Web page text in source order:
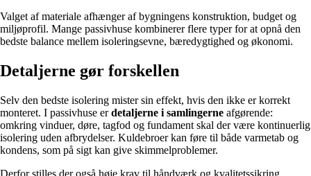
Valget af materiale afhænger af bygningens konstruktion, budget og
miljøprofil. Mange passivhuse kombinerer flere typer for at opnå den
bedste balance mellem isoleringsevne, bæredygtighed og økonomi.
Detaljerne gør forskellen
Selv den bedste isolering mister sin effekt, hvis den ikke er korrekt
monteret. I passivhuse erdetaljerne i samlingerne afgørende:
omkring vinduer, døre, tagfod og fundament skal der være kontinuerlig
isolering uden afbrydelser. Kuldebroer kan føre til både varmetab og
kondens, som på sigt kan give skimmelproblemer.
Derfor stilles der også høje krav til håndværk og kvalitetssikring.